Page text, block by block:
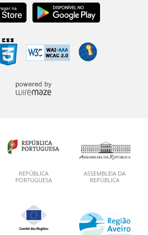
REPÚBLICA
PORTUGUESA
ASSEMBLEIA DA
REPÚBLICA